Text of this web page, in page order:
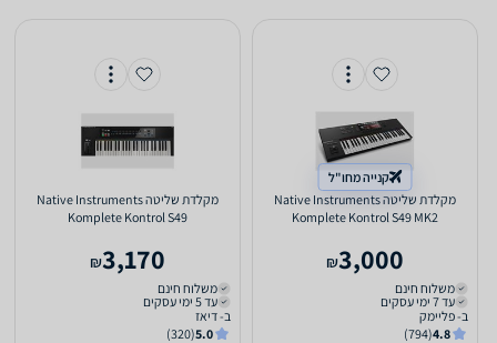
קנייה מחו"ל
‏מקלדת שליטה Native Instruments
Komplete Kontrol S49 MK2
3,000
₪
משלוח חינם
עד 7 ימי עסקים
ב- פליימק
4.8
(794)
‏מקלדת שליטה Native Instruments
Komplete Kontrol S49
3,170
₪
משלוח חינם
עד 5 ימי עסקים
ב- דיאז
5.0
(320)